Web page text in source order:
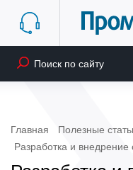
Главная
Полезные
Разработка и